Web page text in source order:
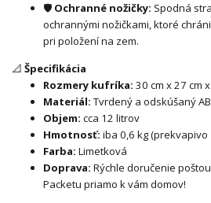
🛡 Ochranné nožičky: Spodná
ochrannými nožičkami, ktoré
pri položení na zem.
📐 Špecifikácia
Rozmery kufríka: 30 cm x 27 cm
Materiál: Tvrdený a odskúšaný
Objem: cca 12 litrov
Hmotnosť: iba 0,6 kg (prekvapivo
Farba: Limetková
Doprava: Rýchle doručenie
Packetu priamo k vám domov!